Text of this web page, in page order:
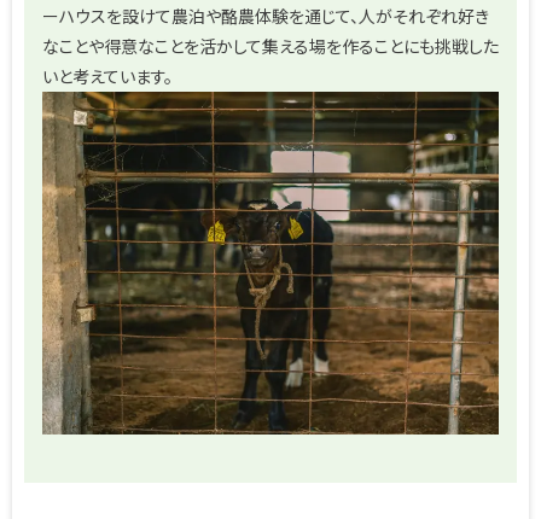
ーハウスを設けて農泊や酪農体験を通じて、人がそれぞれ好き
なことや得意なことを活かして集える場を作ることにも挑戦した
いと考えています。